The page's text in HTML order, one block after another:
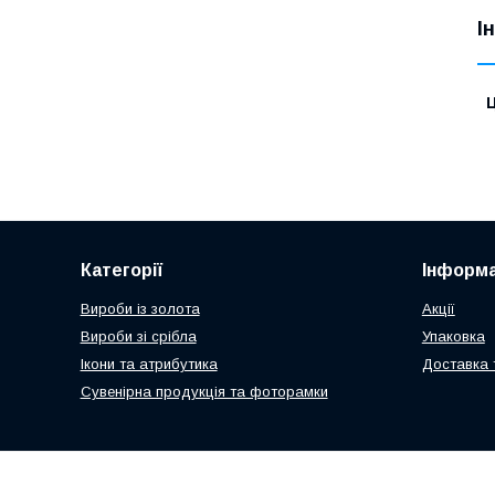
Категорії
Вироби із золота
Вироби зі срібла
Ікони та атрибутика
Сувенірна продукція та фоторамки
Акції
Упаковка
Доставка